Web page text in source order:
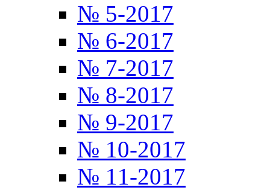
№ 5-2017
№ 6-2017
№ 7-2017
№ 8-2017
№ 9-2017
№ 10-2017
№ 11-2017